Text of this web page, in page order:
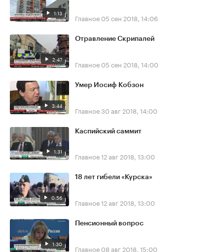
1:13 Главное 05 сен 2018, 14:06
2:47
Отравление Скрипалей
Главное 05 сен 2018, 14:00
3:44
Умер Иосиф Кобзон
Главное30 авг 2018, 14:00
1:31
Каспийский саммит
Главное12 авг 2018, 13:00
0:56
18 лет гибели «Курска»
Главное12 авг 2018, 13:00
1:30
Пенсионный вопрос
Главное 08 авг 2018, 15:00